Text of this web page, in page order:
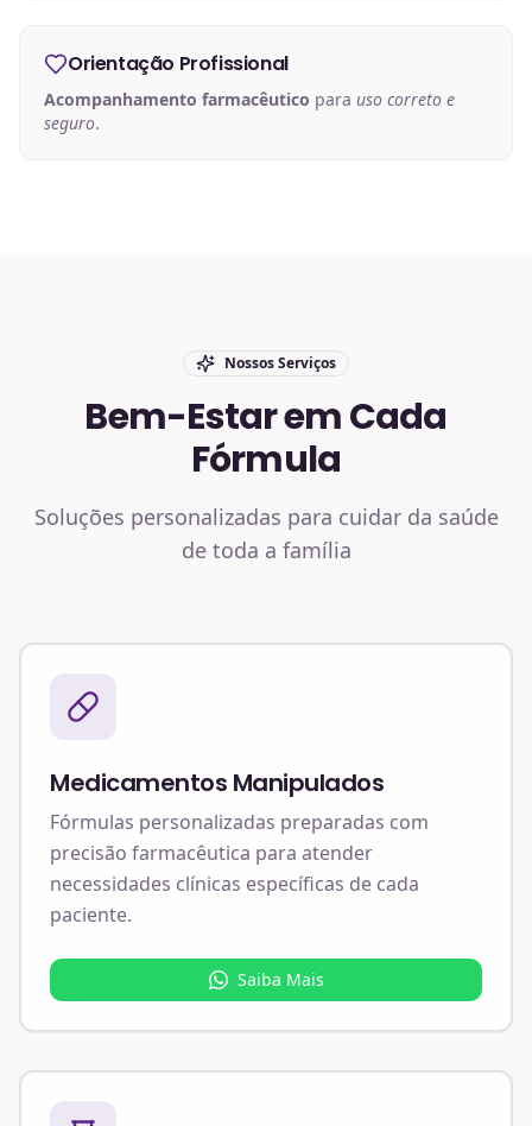
Orientação Profissional
Acompanhamento farmacêutico para uso correto e
seguro.
Nossos Serviços
Bem-Estar em Cada
Fórmula
Soluções personalizadas para cuidar da saúde
de toda a família
Medicamentos Manipulados
Fórmulas personalizadas preparadas com
precisão farmacêutica para atender
necessidades clínicas específicas de cada
paciente.
Saiba Mais